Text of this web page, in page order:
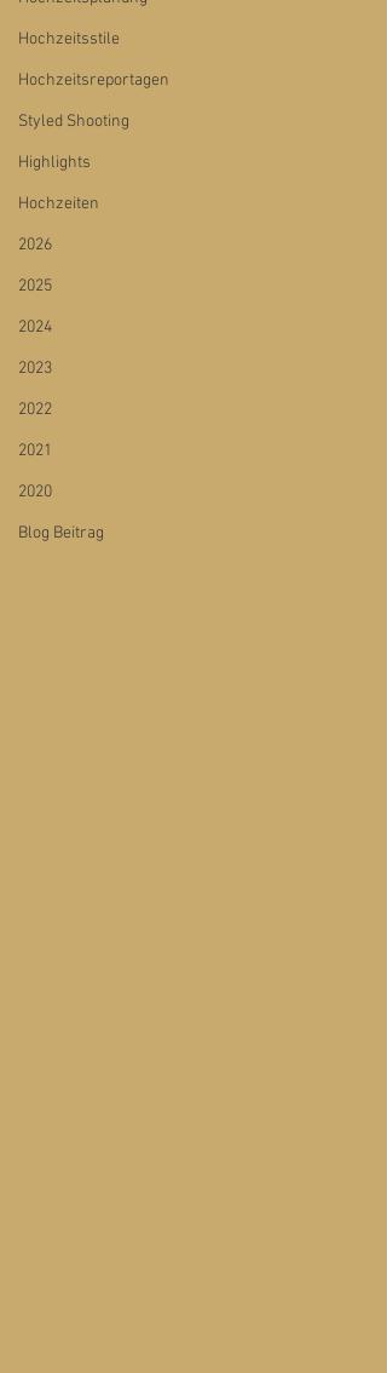
Hochzeitsstile
Hochzeitsreportagen
Styled Shooting
Highlights
Hochzeiten
2026
2025
2024
2023
2022
2021
2020
Blog Beitrag